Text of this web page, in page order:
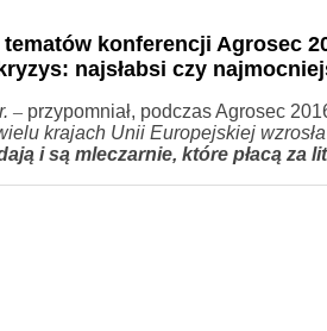
konferencji Agrosec
najsłabsi czy
–przypomniał, podczas Agrosec
krajach Unii Europejskiej
i są mleczarnie, które płacą za